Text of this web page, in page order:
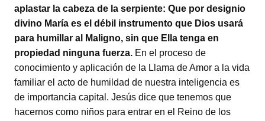
aplastar la cabeza de la serpiente: Que por designio
divino María es el débil instrumento que Dios usará
para humillar al Maligno, sin que Ella tenga en
propiedad ninguna fuerza. En el proceso de
conocimiento y aplicación de la Llama de Amor a la vida
familiar el acto de humildad de nuestra inteligencia es
de importancia capital. Jesús dice que tenemos que
hacernos como niños para entrar en el Reino de los